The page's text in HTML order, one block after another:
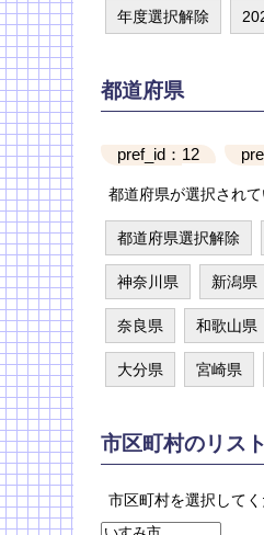
年度選択解除
都道府県
pref_id 12
都道府県が選択され
都道府県選択解除
神奈川県 新潟県
奈良県 和歌山県
大分県 宮崎県
市区町村のリスト
市区町村を選択して